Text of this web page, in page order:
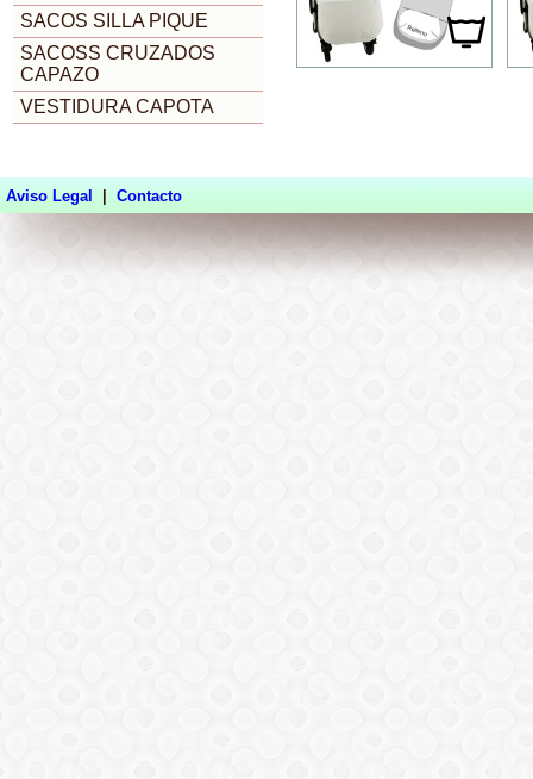
SACOS SILLA PIQUE
SACOSS CRUZADOS
CAPAZO
VESTIDURA CAPOTA
Aviso Legal Contacto